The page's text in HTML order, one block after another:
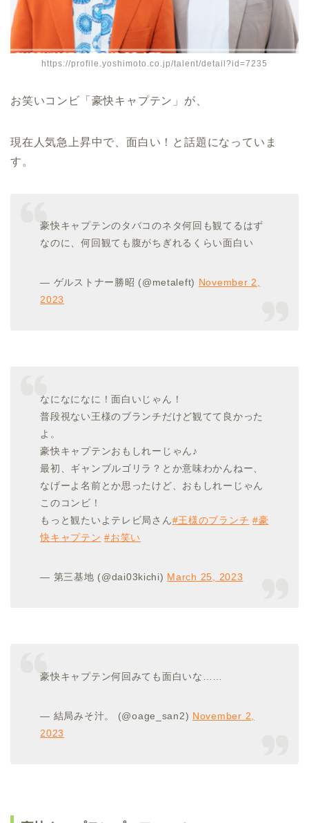
https://profile.yoshimoto.co.jp/talent/detail?id=7235
お笑いコンビ「豪快キャプテン」が、
現在人気急上昇中で、面白い！と話題になっていま
す。
豪快キャプテンのタバコのネタ何回も観てるはず
なのに、何回観ても腹がちぎれるくらい面白い
— ゲルストナー勝昭 (@metaleft) November 2,
2023
なになになに！面白いじゃん！
普段視ない王様のブランチだけど観てて良かった
よ。
豪快キャプテンおもしれーじゃん♪
最初、ギャンブルゴリラ？とか意味わかんねー、
なげーよ名前とか思ったけど、おもしれーじゃん
このコンビ！
もっと観たいよテレビ局さん#王様のブランチ #豪
快キャプテン #お笑い
— 第三基地 (@dai03kichi) March 25, 2023
豪快キャプテン何回みても面白いな……
— 結局みそ汁。 (@oage_san2) November 2,
2023